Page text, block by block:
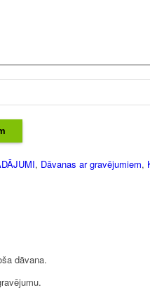
, Dāvanas ar gravējumiem,
dāvana.